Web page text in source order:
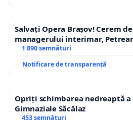
Salvați Opera Brașov! Cerem
managerului interimar,
1 890 semnături
Notificare de transparență
Opriți schimbarea nedreaptă a
Gimnaziale Săcălaz
453 semnături